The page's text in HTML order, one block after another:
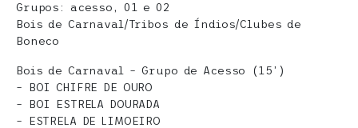
Grupos: acesso, 01 e 02
Bois de Carnaval/Tribos de Índios/Clubes de
Boneco
Bois de Carnaval – Grupo de Acesso (15’)
– BOI CHIFRE DE OURO
– BOI ESTRELA DOURADA
– ESTRELA DE LIMOEIRO